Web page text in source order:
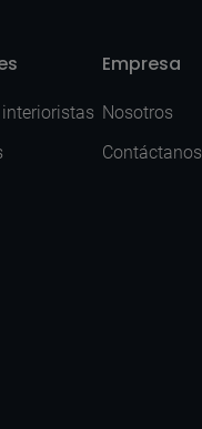
Empresa
Nosotros
Contáctanos